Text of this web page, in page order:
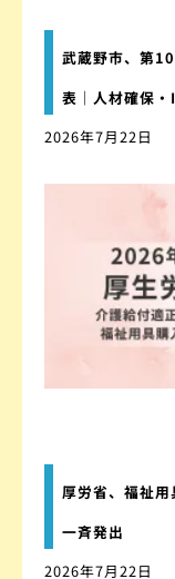
武蔵野市、第
表｜人材確保
2026年7月22日
厚労省、福祉
一斉発出
2026年7月22日